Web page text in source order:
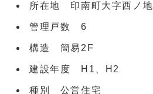
所在地 印南町大字西ノ地
管理戸数 6
構造 簡易2F
建設年度 H1、H2
種別 公営住宅